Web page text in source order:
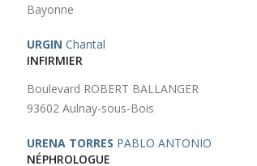
Bayonne
URGIN Chantal
INFIRMIER
Boulevard ROBERT BALLANGER
93602 Aulnay-sous-Bois
URENA TORRES PABLO ANTONIO
NÉPHROLOGUE